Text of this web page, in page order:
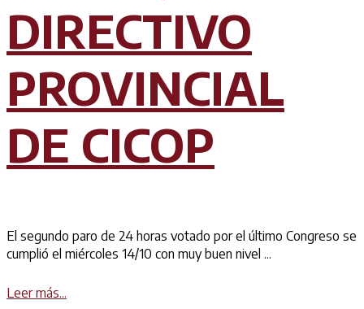
DIRECTIVO
PROVINCIAL
DE CICOP
El segundo paro de 24 horas votado por el último Congreso se
cumplió el miércoles 14/10 con muy buen nivel ...
Leer más...